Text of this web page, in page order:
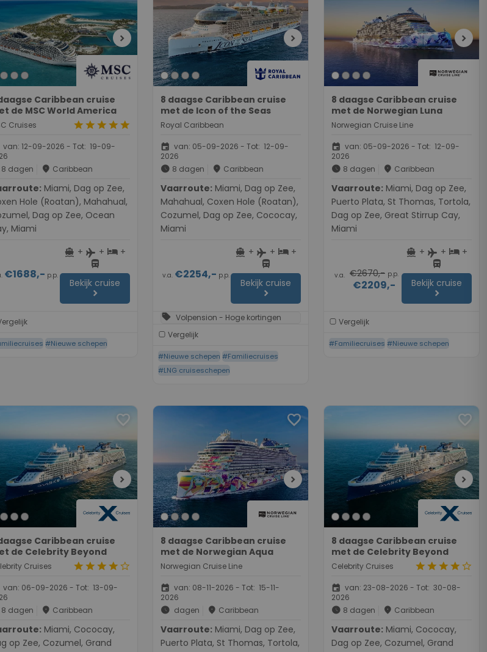
chevron_right
Caribbean cruise
de MSC World America
Cruises starstarstarstarstar
van: 12-09-2026 - Tot: 19-09-
8 dagen place Caribbean
Hole (Roatan), Mahahual,
Dag op Zee, Ocean
Miami
€1688,- p.p.
directions_boat + flight + hotel +
directions_bus
Bekijk cruise
chevron_right
#Nieuwe schepen
chevron_right
8 daagse Caribbean cruise
met de Icon of the Seas
Royal Caribbean
event van: 05-09-2026 - Tot: 12-09-
2026
schedule 8 dagen place Caribbean
Vaarroute:
Mahahual, Coxen Hole (Roatan),
Cozumel, Dag op Zee, Cococay,
Miami
v.a.€2254,- p.p.
directions_boat + flight + hotel +
directions_bus
Bekijk cruise
chevron_right
sell Volpension - Hoge kortingen
Vergelijk
#Nieuwe schepen #Familiecruises
#LNG cruiseschepen
chevron_right
8 daagse Caribbean cruise
met de Norwegian Luna
Norwegian Cruise Line
event van: 05-09-2026 - Tot: 12-09-
2026
schedule 8 dagen place Caribbean
Vaarroute:
Puerto Plata, St Thomas, Tortola,
Dag op Zee, Great Stirrup Cay,
Miami
v.a. €2670,- p.p.
€2209,-
directions_boat + flight + hotel +
directions_bus
Bekijk cruise
chevron_right
Vergelijk
#Familiecruises #Nieuwe schepen
favorite
chevron_right
Caribbean cruise
de Celebrity Beyond
Cruises starstarstarstarstar_border
van: 06-09-2026 - Tot: 13-09-
8 dagen place Caribbean
op Zee, Cozumel, Grand
favorite
chevron_right
8 daagse Caribbean cruise
met de Norwegian Aqua
Norwegian Cruise Line
event van: 08-11-2026 - Tot: 15-11-
2026
schedule dagen place Caribbean
Vaarroute:
Puerto Plata, St Thomas, Tortola,
favorite
chevron_right
8 daagse Caribbean cruise
met de Celebrity Beyond
Celebrity Cruises starstarstarstarstar_border
event van: 23-08-2026 - Tot: 30-08-
2026
schedule 8 dagen place Caribbean
Vaarroute:
Dag op Zee, Cozumel, Grand